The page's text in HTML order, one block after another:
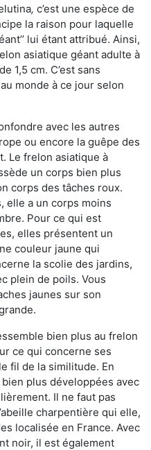
, c’est une espèce de
la raison pour laquelle
lui étant attribué. Ainsi,
asiatique géant adulte à
1,5 cm. C’est sans
monde à ce jour selon
avec les autres
ou encore la guêpe des
Le frelon asiatique à
un corps bien plus
corps des tâches roux.
elle a un corps moins
Pour ce qui est
elles présentent un
couleur jaune qui
la scolie des jardins,
plein de poils. Vous
jaunes sur son
bien plus au frelon
ce qui concerne ses
fil de la similitude. En
plus développées avec
Il ne faut pas
charpentière qui elle,
localisée en France. Avec
noir, il est également